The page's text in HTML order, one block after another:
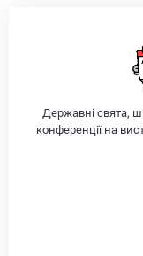
Державні свята,
конференції на